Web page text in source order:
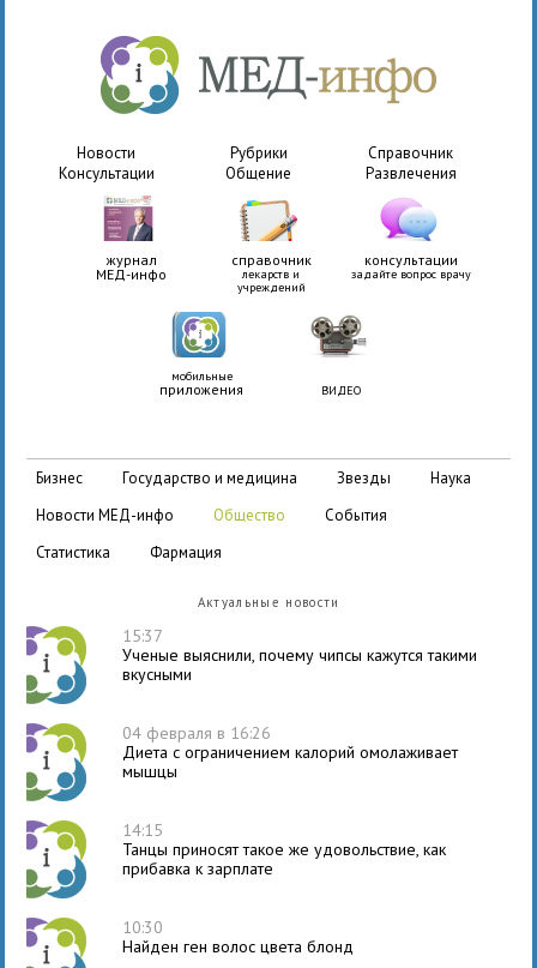
Новости Рубрики
Справочник
Консультации
Общение Развлечения
журнал
МЕД-инфо
справочник
лекарств и
учреждений
консультации
задайте вопрос врачу
мобильные
приложения ВИДЕО
бизнес государство и медицина звезды
наука
новости МЕД-инфо
общество
события
статистика
фармация
Актуальные новости
15:37
Ученые выяснили, почему чипсы кажутся такими
вкусными
04 февраля в 16:26
Диета с ограничением калорий омолаживает
мышцы
14:15
Танцы приносят такое же удовольствие, как
прибавка к зарплате
10:30
Найден ген волос цвета блонд